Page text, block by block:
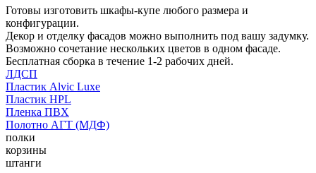
Готовы изготовить шкафы-купе любого размера и
конфигурации.
Декор и отделку фасадов можно выполнить под вашу задумку.
Возможно сочетание нескольких цветов в одном фасаде.
Бесплатная сборка в течение 1-2 рабочих дней.
ЛДСП
Пластик Alvic Luxe
Пластик HPL
Пленка ПВХ
Полотно АГТ (МДФ)
полки
корзины
штанги